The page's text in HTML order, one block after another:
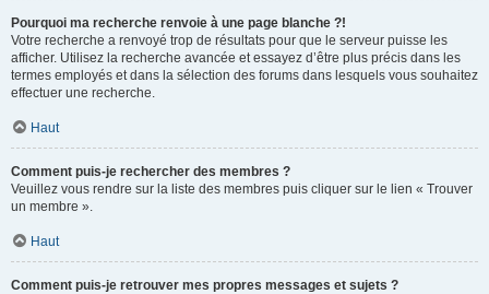
Pourquoi ma recherche renvoie à une page blanche ?!
Votre recherche a renvoyé trop de résultats pour que le serveur puisse les
afficher. Utilisez la recherche avancée et essayez d’être plus précis dans les
termes employés et dans la sélection des forums dans lesquels vous souhaitez
effectuer une recherche.
Haut
Comment puis-je rechercher des membres ?
Veuillez vous rendre sur la liste des membres puis cliquer sur le lien « Trouver
un membre ».
Haut
Comment puis-je retrouver mes propres messages et sujets ?